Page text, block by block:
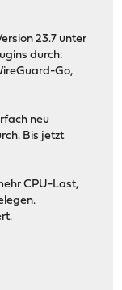
23.7 unter
durch:
Go,
neu
Bis jetzt
CPU-Last,